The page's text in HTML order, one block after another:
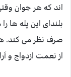
اند که هر جوان
بلندای این پله ها
صرف نظر می کند.
از نعمت ازدواج و